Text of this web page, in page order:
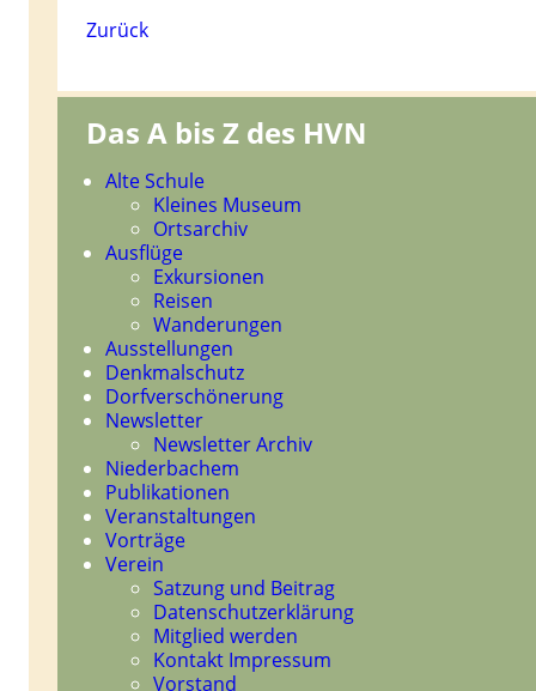
Zurück
Das A bis Z des HVN
Navigation
überspringen
Alte Schule
Kleines Museum
Ortsarchiv
Ausflüge
Exkursionen
Reisen
Wanderungen
Ausstellungen
Denkmalschutz
Dorfverschönerung
Newsletter
Newsletter Archiv
Niederbachem
Publikationen
Veranstaltungen
Vorträge
Verein
Satzung und Beitrag
Datenschutzerklärung
Mitglied werden
Kontakt Impressum
Vorstand